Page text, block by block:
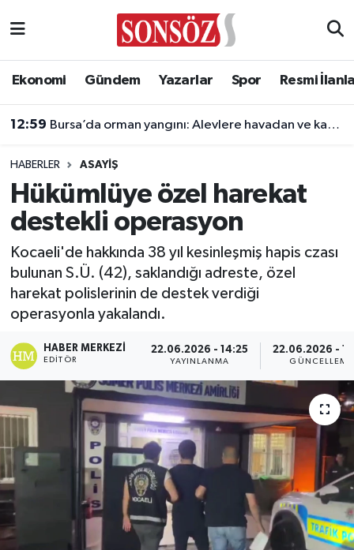
Ekonomi Gündem Yazarlar Spor Resmi
12:59 Bursa’da orman yangını: Alevlere havadan ve karadan müdahale
HABERLER ASAYIŞ
Hükümlüye özel harekat
destekli operasyon
Kocaeli'de hakkında 38 yıl kesinleşmiş hapis czası
bulunan S.Ü. (42), saklandığı adreste, özel
harekat polislerinin de destek verdiği
operasyonla yakalandı.
HABER MERKEZI
EDITÖR
22.06.2026 - 14:25
YAYINLANMA
22.06.2026 -
GÜNCELLEME
Asayiş
Biyografi
Çevre
Diğer
Dünya
Eğitim
Ekonomi
Eleman
Gündem
Gurme
Ankara Nöbetçi Eczaneler
Ankara Trafik Yoğunluk Haritası
Süper Lig Puan Durumu ve Fikstür
Tüm Manşetler
Son Dakika Haberleri
Haber Arşivi